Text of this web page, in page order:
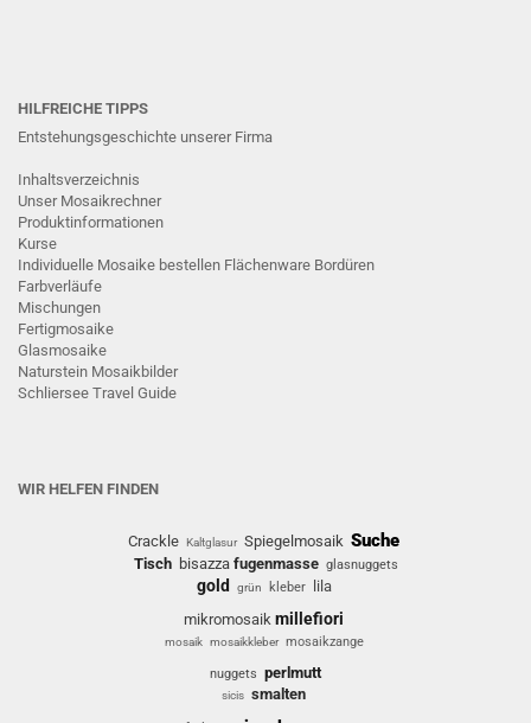
HILFREICHE TIPPS
Entstehungsgeschichte unserer Firma
Inhaltsverzeichnis
Unser Mosaikrechner
Produktinformationen
Kurse
Individuelle Mosaike bestellen Flächenware Bordüren
Farbverläufe
Mischungen
Fertigmosaike
G lasmosaike
Naturstein Mosaikbilder
Schliersee Travel Guide
WIR HELFEN FINDEN
Crackle Kaltglasur Spiegelmosaik Suche
Tisch bisazza fugenmasse glasnuggets
gold grün kleber
lila
mikromosaik millefiori
mosaik mosaikkleber mosaikzange
nuggets perlmutt
sicis smalten